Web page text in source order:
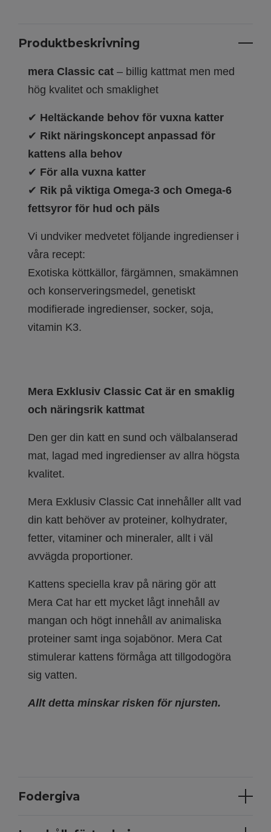
Produktbeskrivning
mera Classic cat – billig kattmat men med
hög kvalitet och smaklighet
✔ Heltäckande behov för vuxna katter
✔ Rikt näringskoncept anpassad för
kattens alla behov
✔ För alla vuxna katter
✔ Rik på viktiga Omega-3 och Omega-6
fettsyror för hud och päls
Vi undviker medvetet följande ingredienser i
våra recept:
Exotiska köttkällor, färgämnen, smakämnen
och konserveringsmedel, genetiskt
modifierade ingredienser, socker, soja,
vitamin K3.
Mera Exklusiv Classic Cat är en smaklig
och näringsrik kattmat
Den ger din katt en sund och välbalanserad
mat, lagad med ingredienser av allra högsta
kvalitet.
Mera Exklusiv Classic Cat innehåller allt vad
din katt behöver av proteiner, kolhydrater,
fetter, vitaminer och mineraler, allt i väl
avvägda proportioner.
Kattens speciella krav på näring gör att
Mera Cat har ett mycket lågt innehåll av
mangan och högt innehåll av animaliska
proteiner samt inga sojabönor. Mera Cat
stimulerar kattens förmåga att tillgodogöra
sig vatten.
Allt detta minskar risken för njursten.
Fodergiva